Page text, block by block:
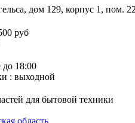
дом 129, корпус 1, пом.
руб
18:00
: выходной
для бытовой техники